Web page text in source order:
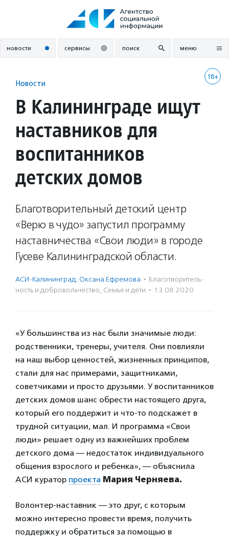
новости сервисы поиск меню
18+
Новости
В Калининграде ищут
наставников для
воспитанников
детских домов
Благотворительный детский центр
«Верю в чудо» запустил программу
наставничества «Свои люди» в городе
Гусеве Калининградской области.
АСИ-Калининград, Оксана Ефремова · Благотвори­тель­
ность и доброволь­чест­во, Семья и дети · 13.08.2020
«У большинства из нас были значимые люди:
родственники, тренеры, учителя. Они повлияли
на наш выбор ценностей, жизненных принципов,
стали для нас примерами, защитниками,
советчиками и просто друзьями. У воспитанников
детских домов шанс обрести настоящего друга,
который его поддержит и что-то подскажет в
трудной ситуации, мал. И программа «Свои
люди» решает одну из важнейших проблем
детского дома — недостаток индивидуального
общения взрослого и ребенка», — объяснила
АСИ куратор проекта Мария Черняева.
Волонтер-наставник — это друг, с которым
можно интересно провести время, получить
поддержку и обратиться за помощью в